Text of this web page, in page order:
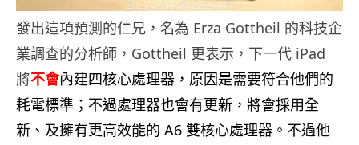
發出這項預測的仁兄，名為 Erza Gottheil 的科技企
業調查的分析師，Gottheil 更表示，下一代 iPad
將不會內建四核心處理器，原因是需要符合他們的
耗電標準；不過處理器也會有更新，將會採用全
新、及擁有更高效能的 A6 雙核心處理器。不過他